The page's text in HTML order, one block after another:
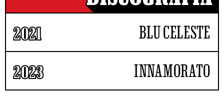
2021 BLU CELESTE
2023 INNAMORATO